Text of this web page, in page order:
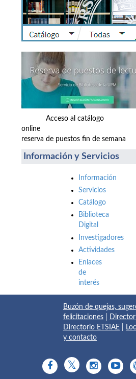
Acceso al catálogo
online
reserva de puestos fin de semana
Información y Servicios
Información
Servicios
Catálogo
Biblioteca
Digital
Investigadores
Actividades
Enlaces
de
interés
Buzón de quejas,
felicitaciones
Directorio ETSIAE
y contacto